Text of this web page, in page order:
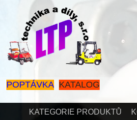
POPTÁVKA KATALOG
KATEGORIE PRODUKTŮ